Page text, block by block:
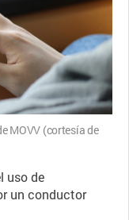
MOVV (cortesía de
uso de
un conductor